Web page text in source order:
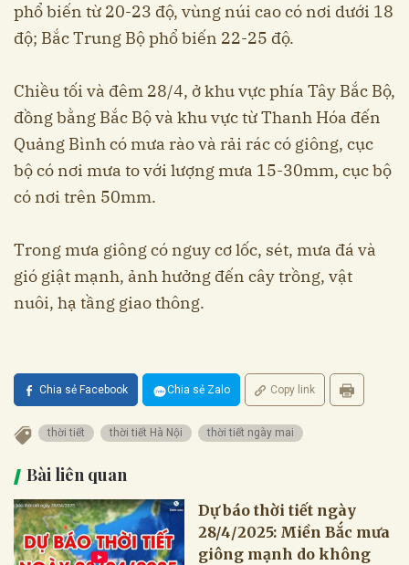
phổ biến từ 20-23 độ, vùng núi cao có nơi dưới 18
độ; Bắc Trung Bộ phổ biến 22-25 độ.
Chiều tối và đêm 28/4, ở khu vực phía Tây Bắc Bộ,
đồng bằng Bắc Bộ và khu vực từ Thanh Hóa đến
Quảng Bình có mưa rào và rải rác có giông, cục
bộ có nơi mưa to với lượng mưa 15-30mm, cục bộ
có nơi trên 50mm.
Trong mưa giông có nguy cơ lốc, sét, mưa đá và
gió giật mạnh, ảnh hưởng đến cây trồng, vật
nuôi, hạ tầng giao thông.
Chia sẻ Facebook Chia sẻ Zalo Copy link
thời tiết thời tiết Hà Nội thời tiết ngày mai
Bài liên quan
Dự báo thời tiết ngày
28/4/2025: Miền Bắc mưa
giông mạnh do không